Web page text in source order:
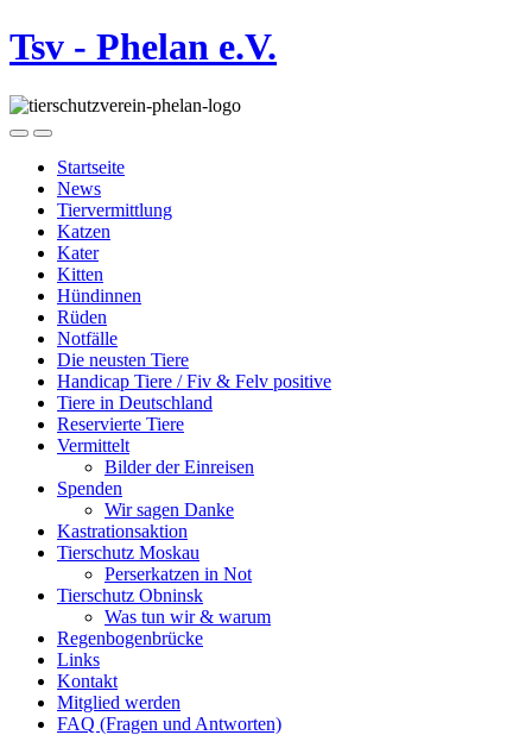
Tsv - Phelan e.V.
Startseite
News
Tiervermittlung
Katzen
Kater
Kitten
Hündinnen
Rüden
Notfälle
Die neusten Tiere
Handicap Tiere / Fiv & Felv positive
Tiere in Deutschland
Reservierte Tiere
Vermittelt
Bilder der Einreisen
Spenden
Wir sagen Danke
Kastrationsaktion
Tierschutz Moskau
Perserkatzen in Not
Tierschutz Obninsk
Was tun wir & warum
Regenbogenbrücke
Links
Kontakt
Mitglied werden
FAQ (Fragen und Antworten)